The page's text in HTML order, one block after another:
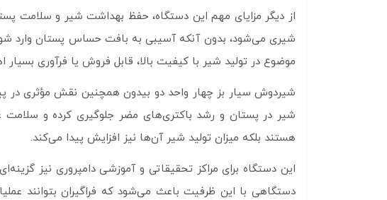
از دیگر مزایای مهم این دستگاه، حفظ بهداشت شیر و سلامت
شیری می‌شود، بدون آنکه آسیبی به بافت حساس پستان وارد
موضوع در تولید شیر با کیفیت بالا، قابل فروش یا فرآوری بسیار
شیردوش سیار بز چهار واحد دو بیدون همچنین نقش مؤثری در
شیر در پستان و رشد باکتری‌های مضر جلوگیری کرده و
هستند بلکه میزان تولید شیر آن‌ها نیز افزایش پیدا می‌کند.
این دستگاه برای مراکز تحقیقاتی و آموزشی دامپروری نیز
دستگاهی با این ظرفیت باعث می‌شود که فراگیران بتوانند